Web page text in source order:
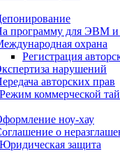
программу для ЭВМ и
охрана
Регистрация
нарушений
авторских прав
Режим коммерческой
ноу-хау
о
Юридическая защита